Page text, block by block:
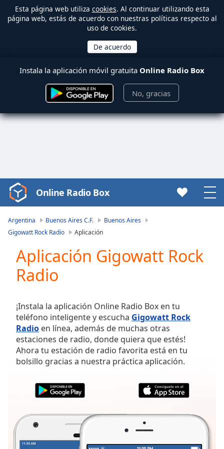
Esta página web utiliza cookies. Al continuar utilizando esta
página web, estás de acuerdo con nuestras políticas respecto al
uso de cookies.
Instala la aplicación móvil gratuita Online Radio Box
No, gracias
Video
Player
loading.
Video
Play
Skip
Backward
Mute
Current
Time0:00
Duration-:-
Loaded:
LIVE
live,
currently
behind
LIVE
Online Radio Box
Argentina Buenos Aires C.F.
Buenos Aires
Gigowatt Rock Radio
Aplicación
Aplicación Gigowatt Rock
Radio
¡Instala la aplicación Online Radio Box en tu
teléfono inteligente y escucha Gigowatt Rock
Radio en línea, además de muchas otras
estaciones de radio, donde quiera que estés!
Ahora tu estación de radio favorita está en tu
bolsillo gracias a nuestra práctica aplicación.